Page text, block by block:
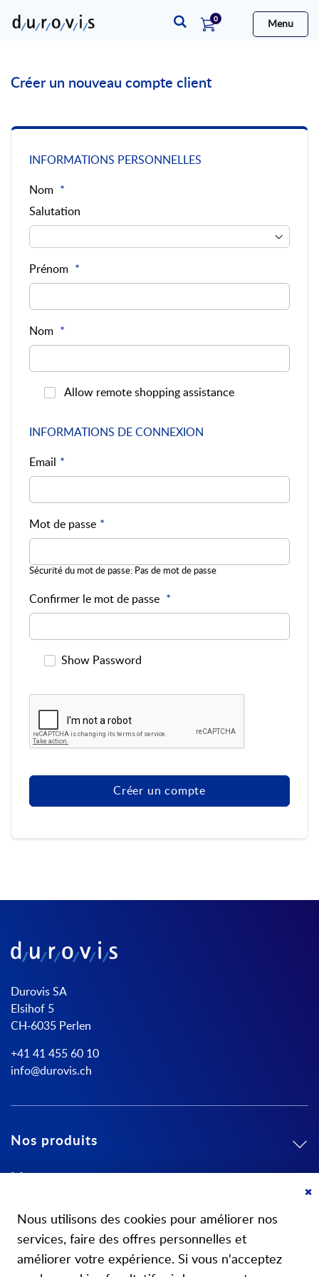
0articles
Menu
Créer un nouveau compte client
INFORMATIONS PERSONNELLES
Nom
Salutation
Prénom
Nom
Allow remote shopping assistance
INFORMATIONS DE CONNEXION
Email
Mot de passe
Sécurité du mot de passe: Pas de mot de passe
Confirmer le mot de passe
Show Password
Créer un compte
Durovis SA
Elsihof 5
CH-6035 Perlen
+41 41 455 60 10
info@durovis.ch
Nos produits
A propos de nous
Nous utilisons des cookies pour améliorer nos
services, faire des offres personnelles et
améliorer votre expérience. Si vous n'acceptez